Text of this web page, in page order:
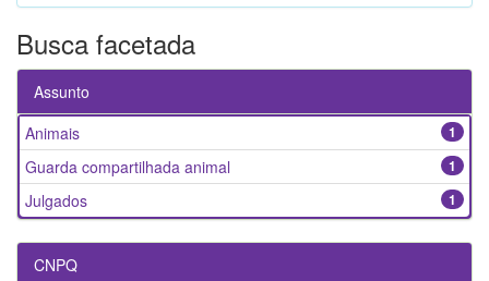
Busca facetada
Assunto
1
Animais
1
Guarda compartilhada animal
1
Julgados
CNPQ